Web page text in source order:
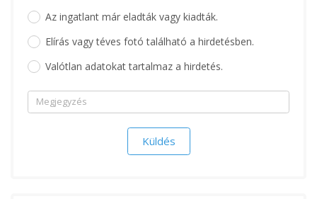
Az ingatlant már eladták vagy kiadták.
Elírás vagy téves fotó található a hirdetésben.
Valótlan adatokat tartalmaz a hirdetés.